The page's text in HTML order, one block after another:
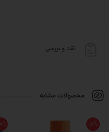
نقد و بررسی
محصولات مشابه
17%